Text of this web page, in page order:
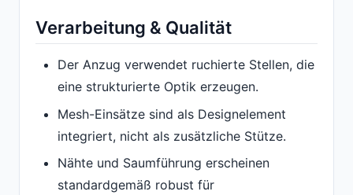
Verarbeitung & Qualität
Der Anzug verwendet ruchierte Stellen, die
eine strukturierte Optik erzeugen.
Mesh-Einsätze sind als Designelement
integriert, nicht als zusätzliche Stütze.
Nähte und Saumführung erscheinen
standardgemäß robust für